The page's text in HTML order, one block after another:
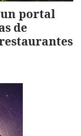
un portal
de